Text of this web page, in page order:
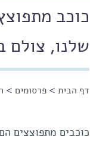
שלנו, צולם
הינך נמצא כאן
דף הבית >פרסומים >
כוכבים מתפוצצים